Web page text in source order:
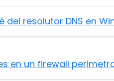
resolutor DNS en
en un firewall